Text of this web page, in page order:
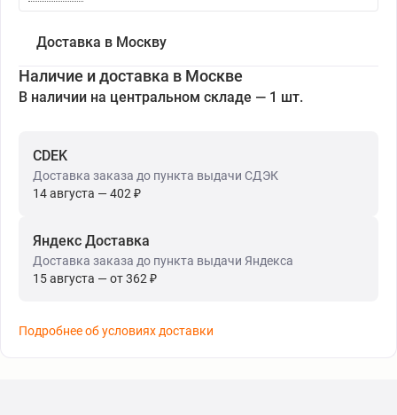
Доставка в Москву
Наличие и доставка в Москве
В наличии на центральном складе — 1 шт.
CDEK
Доставка заказа до пункта выдачи СДЭК
14 августа — 402 ₽
Яндекс Доставка
Доставка заказа до пункта выдачи Яндекса
15 августа — от 362 ₽
Подробнее об условиях доставки